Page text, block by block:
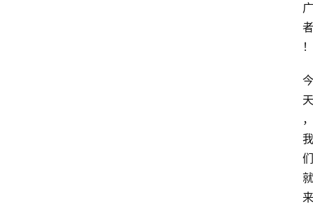
广
者
！
今
天
，
我
们
就
来